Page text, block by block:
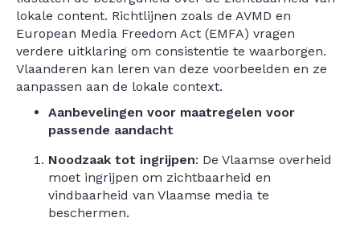
lokale content. Richtlijnen zoals de AVMD en
European Media Freedom Act (EMFA) vragen
verdere uitklaring om consistentie te waarborgen.
Vlaanderen kan leren van deze voorbeelden en ze
aanpassen aan de lokale context.
Aanbevelingen voor maatregelen voor
passende aandacht
Noodzaak tot ingrijpen: De Vlaamse overheid
moet ingrijpen om zichtbaarheid en
vindbaarheid van Vlaamse media te
beschermen.